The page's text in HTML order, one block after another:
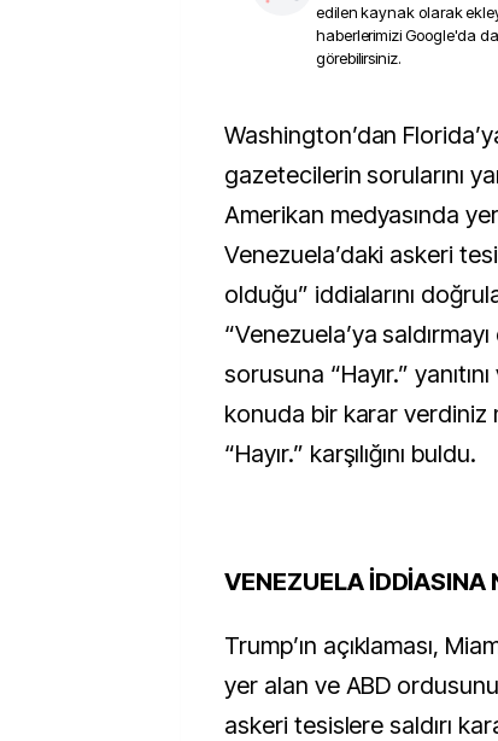
edilen kaynak olarak
haberlerimizi Google'da
görebilirsiniz.
Washington’dan Florida’ya uçuşu sırasında
gazetecilerin sorularını
Amerikan medyasında
Venezuela’daki askeri
olduğu” iddialarını
“Venezuela’ya
sorusuna “Hayır.”
konuda bir karar verdiniz
“Hayır.” karşılığını buldu.
VENEZUELA İDDİASINA
Trump’ın açıklaması,
yer alan ve ABD
askeri tesislere saldırı